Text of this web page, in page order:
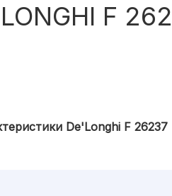
F
De'Longhi F 26237